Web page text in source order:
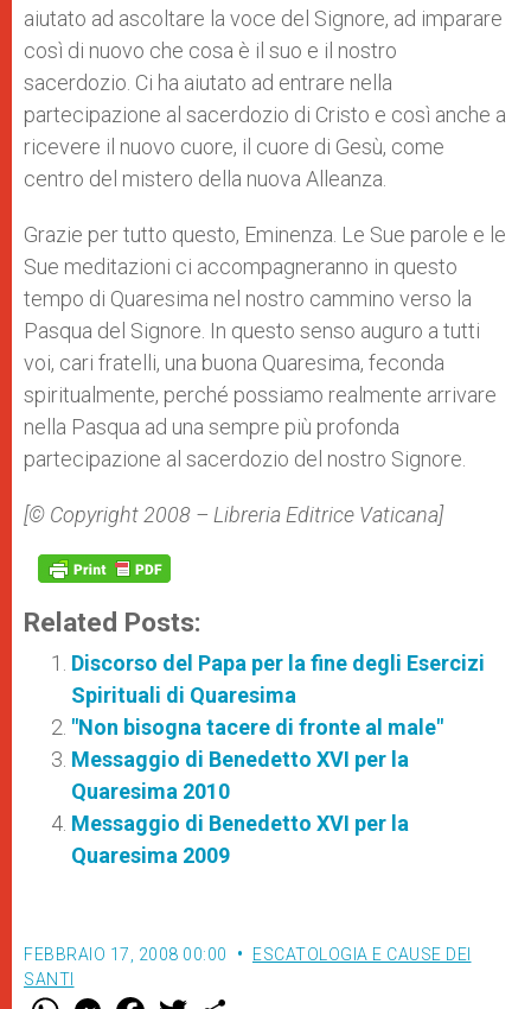
aiutato ad ascoltare la voce del Signore, ad imparare
così di nuovo che cosa è il suo e il nostro
sacerdozio. Ci ha aiutato ad entrare nella
partecipazione al sacerdozio di Cristo e così anche a
ricevere il nuovo cuore, il cuore di Gesù, come
centro del mistero della nuova Alleanza.
Grazie per tutto questo, Eminenza. Le Sue parole e le
Sue meditazioni ci accompagneranno in questo
tempo di Quaresima nel nostro cammino verso la
Pasqua del Signore. In questo senso auguro a tutti
voi, cari fratelli, una buona Quaresima, feconda
spiritualmente, perché possiamo realmente arrivare
nella Pasqua ad una sempre più profonda
partecipazione al sacerdozio del nostro Signore.
[© Copyright 2008 – Libreria Editrice Vaticana]
Related Posts:
Discorso del Papa per la fine degli Esercizi
Spirituali di Quaresima
"Non bisogna tacere di fronte al male"
Messaggio di Benedetto XVI per la
Quaresima 2010
Messaggio di Benedetto XVI per la
Quaresima 2009
FEBBRAIO 17, 2008 00:00
ESCATOLOGIA E CAUSE DEI
SANTI
W M F